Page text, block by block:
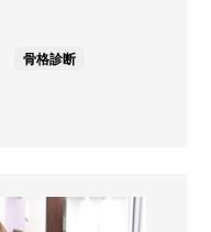
骨格診断